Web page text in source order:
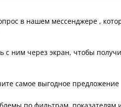
в нашем мессенджере ,
с ним через экран, чтобы
самое выгодное предложение